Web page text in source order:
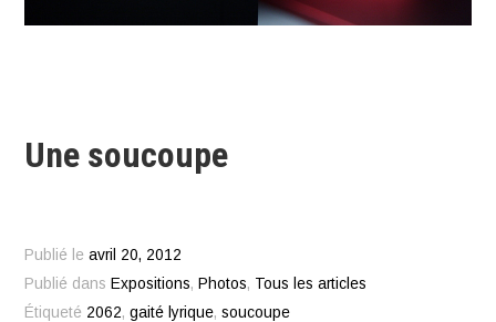
Une soucoupe
Publié leavril 20, 2012
Publié dans Expositions, Photos, Tous les articles
Étiqueté 2062,gaité lyrique,soucoupe